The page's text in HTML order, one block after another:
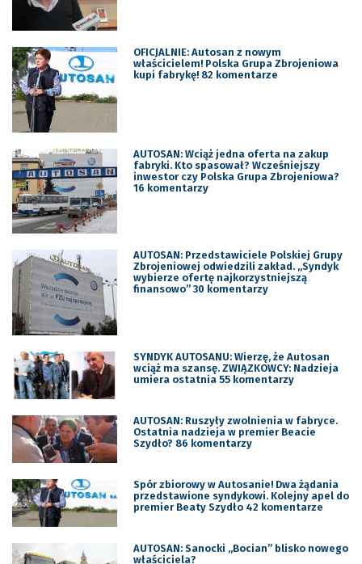
OFICJALNIE: Autosan z nowym
właścicielem! Polska Grupa Zbrojeniowa
kupi fabrykę! 82 komentarze
AUTOSAN: Wciąż jedna oferta na zakup
fabryki. Kto spasował? Wcześniejszy
inwestor czy Polska Grupa Zbrojeniowa?
16 komentarzy
AUTOSAN: Przedstawiciele Polskiej Grupy
Zbrojeniowej odwiedzili zakład. „Syndyk
wybierze ofertę najkorzystniejszą
finansowo” 30 komentarzy
SYNDYK AUTOSANU: Wierzę, że Autosan
wciąż ma szansę. ZWIĄZKOWCY: Nadzieja
umiera ostatnia 55 komentarzy
AUTOSAN: Ruszyły zwolnienia w fabryce.
Ostatnia nadzieja w premier Beacie
Szydło? 86 komentarzy
Spór zbiorowy w Autosanie! Dwa żądania
przedstawione syndykowi. Kolejny apel do
premier Beaty Szydło 42 komentarze
AUTOSAN: Sanocki „Bocian” blisko nowego
właściciela?